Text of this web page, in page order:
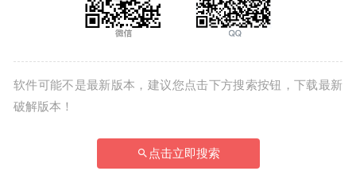
软件可能不是最新版本，建议您点击下方搜索按钮，下载最新
破解版本！
点击立即搜索